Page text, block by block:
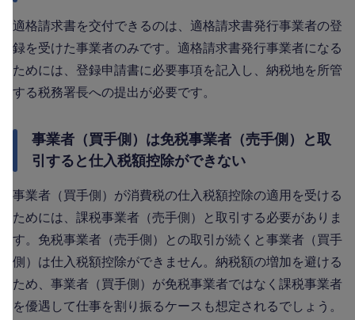
適格請求書を交付できるのは、適格請求書発行事業者の登
録を受けた事業者のみです。適格請求書発行事業者になる
ためには、登録申請書に必要事項を記入し、納税地を所管
する税務署長への提出が必要です。
事業者（買手側）は免税事業者（売手側）と取
引すると仕入税額控除ができない
事業者（買手側）が消費税の仕入税額控除の適用を受ける
ためには、課税事業者（売手側）と取引する必要がありま
す。免税事業者（売手側）との取引が続くと事業者（買手
側）は仕入税額控除ができません。納税額の増加を避ける
ため、事業者（買手側）が免税事業者ではなく課税事業者
を優遇して仕事を割り振るケースも想定されるでしょう。